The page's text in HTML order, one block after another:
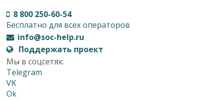
8 800 250-60-54
Бесплатно для всех операторов
info@soc-help.ru
Поддержать проект
Мы в соцсетях:
Telegram
VK
Ok